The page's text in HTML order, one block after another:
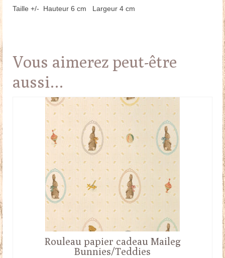
Taille +/- Hauteur 6 cm Largeur 4 cm
Vous aimerez peut-être
aussi…
Rouleau papier cadeau Maileg
Bunnies/Teddies